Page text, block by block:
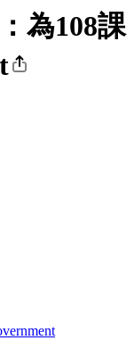
為108課